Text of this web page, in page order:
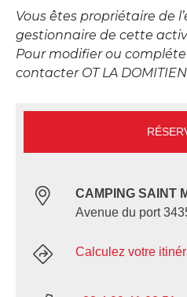
Vous êtes propriétaire de
gestionnaire de cette
Pour modifier ou
contacter OT LA
CAMPING SAINT
Avenue du port
Calculez votre